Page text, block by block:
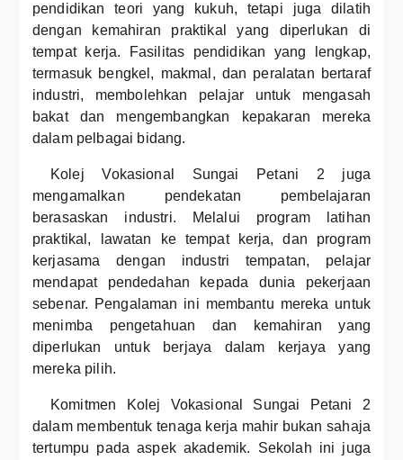
pendidikan teori yang kukuh, tetapi juga dilatih
dengan kemahiran praktikal yang diperlukan di
tempat kerja. Fasilitas pendidikan yang lengkap,
termasuk bengkel, makmal, dan peralatan bertaraf
industri, membolehkan pelajar untuk mengasah
bakat dan mengembangkan kepakaran mereka
dalam pelbagai bidang.
Kolej Vokasional Sungai Petani 2 juga
mengamalkan pendekatan pembelajaran
berasaskan industri. Melalui program latihan
praktikal, lawatan ke tempat kerja, dan program
kerjasama dengan industri tempatan, pelajar
mendapat pendedahan kepada dunia pekerjaan
sebenar. Pengalaman ini membantu mereka untuk
menimba pengetahuan dan kemahiran yang
diperlukan untuk berjaya dalam kerjaya yang
mereka pilih.
Komitmen Kolej Vokasional Sungai Petani 2
dalam membentuk tenaga kerja mahir bukan sahaja
tertumpu pada aspek akademik. Sekolah ini juga